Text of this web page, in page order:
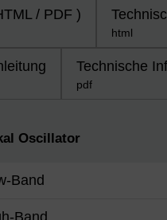
/ PDF )
html
Technische
pdf
Oscillator
Band